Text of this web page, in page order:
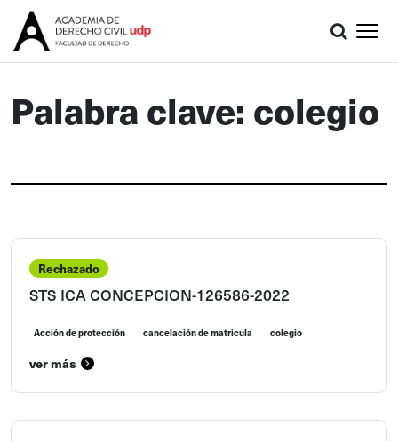
Palabra clave: colegio
Rechazado
STS ICA CONCEPCION-126586-2022
Acción de protección cancelación de matricula colegio
ver más